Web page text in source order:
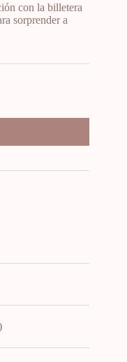
con la billetera
sorprender a